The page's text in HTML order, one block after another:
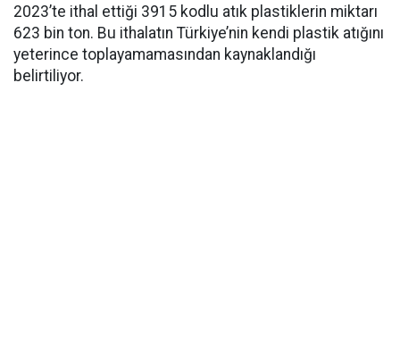
2023’te ithal ettiği 3915 kodlu atık plastiklerin miktarı
623 bin ton. Bu ithalatın Türkiye’nin kendi plastik atığını
yeterince toplayamamasından kaynaklandığı
belirtiliyor.